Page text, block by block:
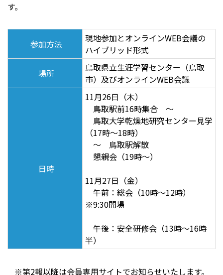
す。
参加方法
現地参加とオンラインWEB会議の
ハイブリッド形式
場所
鳥取県立生涯学習センター（鳥取
市）及びオンラインWEB会議
日時
11月26日（木）
鳥取駅前16時集合 ～
鳥取大学乾燥地研究センター見学
（17時～18時）
～ 鳥取駅解散
懇親会（19時〜）
11月27日（金）
午前：総会（10時〜12時）
※9:30開場
午後：安全研修会（13時〜16時
半）
※第2報以降は会員専用サイトでお知らせいたします。